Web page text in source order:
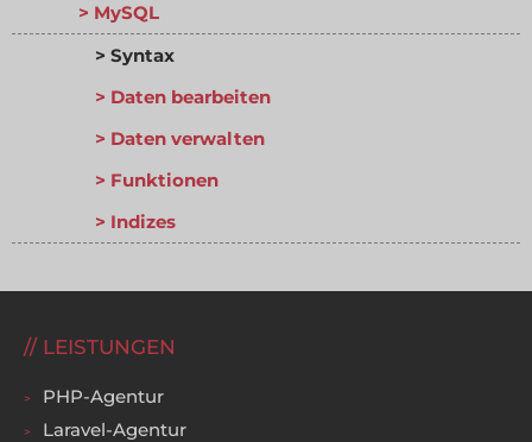
MySQL
Syntax
Daten bearbeiten
Daten verwalten
Funktionen
Indizes
LEISTUNGEN
PHP-Agentur
Laravel-Agentur